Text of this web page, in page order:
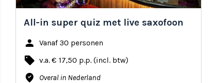
All-in super quiz met live saxofoon
person Vanaf 30 personen
local_offer v.a. € 17,50 p.p. (incl. btw)
where_to_vote Overal in Nederland